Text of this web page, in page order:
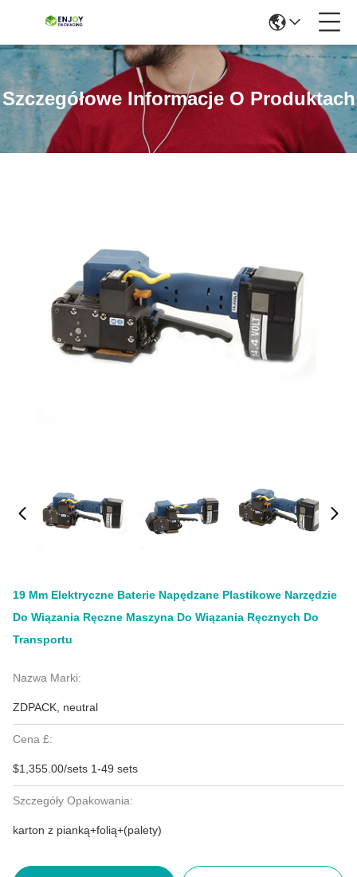
Szczegółowe Informacje O Produktach
19 Mm Elektryczne Baterie Napędzane Plastikowe Narzędzie
Do Wiązania Ręczne Maszyna Do Wiązania Ręcznych Do
Transportu
Nazwa Marki:
ZDPACK, neutral
Cena £:
$1,355.00/sets 1-49 sets
Szczegóły Opakowania:
karton z pianką+folią+(palety)